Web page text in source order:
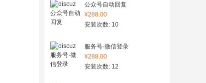
公众号自动回复
¥288.00
安装次数: 10
服务号·微信登录
¥288.00
安装次数: 12